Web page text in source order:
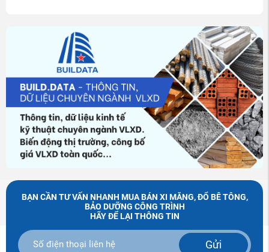
BẠN CẦN TƯ VẤN NHANH MUA BÁN XI MĂNG, ĐỔ BÊ TÔNG,
BẢO DƯỠNG CÔNG TRÌNH
HÃY ĐỂ LẠI THÔNG TIN
Gửi